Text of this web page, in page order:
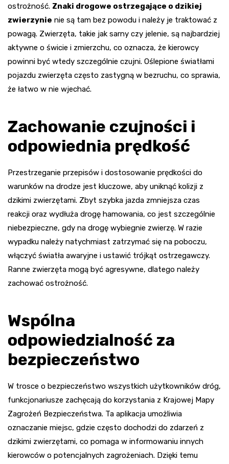
ostrożność. Znaki drogowe ostrzegające o dzikiej
zwierzynie nie są tam bez powodu i należy je traktować z
powagą. Zwierzęta, takie jak sarny czy jelenie, są najbardziej
aktywne o świcie i zmierzchu, co oznacza, że kierowcy
powinni być wtedy szczególnie czujni. Oślepione światłami
pojazdu zwierzęta często zastygną w bezruchu, co sprawia,
że łatwo w nie wjechać.
Zachowanie czujności i
odpowiednia prędkość
Przestrzeganie przepisów i dostosowanie prędkości do
warunków na drodze jest kluczowe, aby uniknąć kolizji z
dzikimi zwierzętami. Zbyt szybka jazda zmniejsza czas
reakcji oraz wydłuża drogę hamowania, co jest szczególnie
niebezpieczne, gdy na drogę wybiegnie zwierzę. W razie
wypadku należy natychmiast zatrzymać się na poboczu,
włączyć światła awaryjne i ustawić trójkąt ostrzegawczy.
Ranne zwierzęta mogą być agresywne, dlatego należy
zachować ostrożność.
Wspólna
odpowiedzialność za
bezpieczeństwo
W trosce o bezpieczeństwo wszystkich użytkowników dróg,
funkcjonariusze zachęcają do korzystania z Krajowej Mapy
Zagrożeń Bezpieczeństwa. Ta aplikacja umożliwia
oznaczanie miejsc, gdzie często dochodzi do zdarzeń z
dzikimi zwierzętami, co pomaga w informowaniu innych
kierowców o potencjalnych zagrożeniach. Dzięki temu